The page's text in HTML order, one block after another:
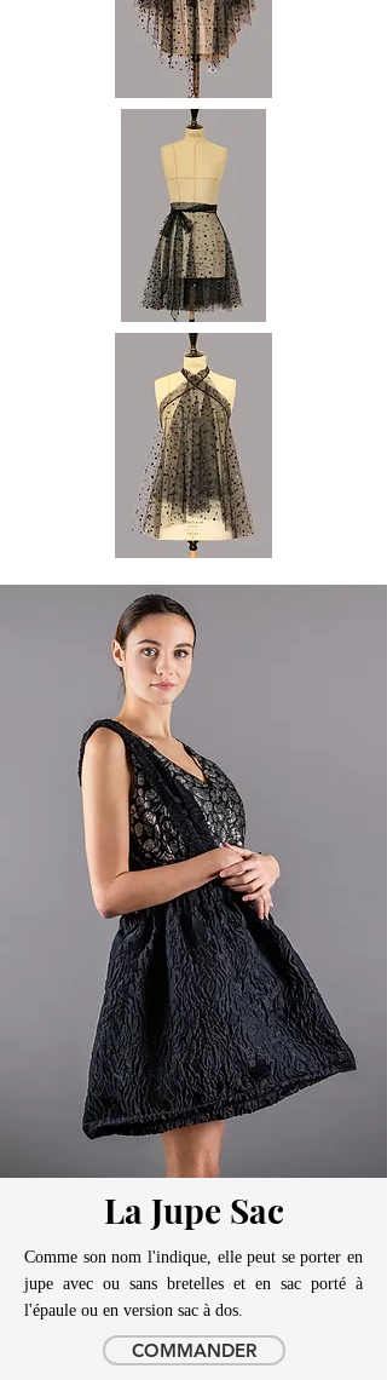
La Jupe Sac
Comme son nom l'indique, elle peut se porter en
jupe avec ou sans bretelles et en sac porté à
l'épaule ou en version sac à dos.
COMMANDER